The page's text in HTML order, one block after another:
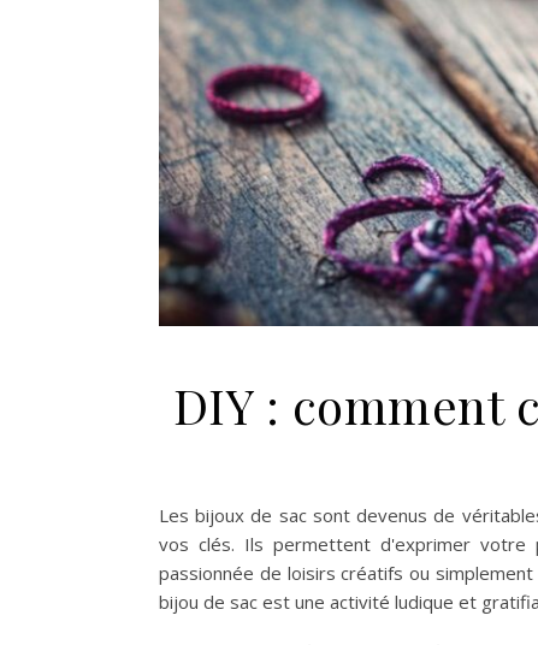
DIY : comment
Les bijoux de sac sont devenus de
vos clés. Ils permettent d'exprimer votre
passionnée de loisirs créatifs ou
bijou de sac est une activité ludique et